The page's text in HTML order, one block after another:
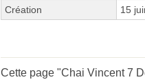
Création
15
Cette page "Chai Vincent 7